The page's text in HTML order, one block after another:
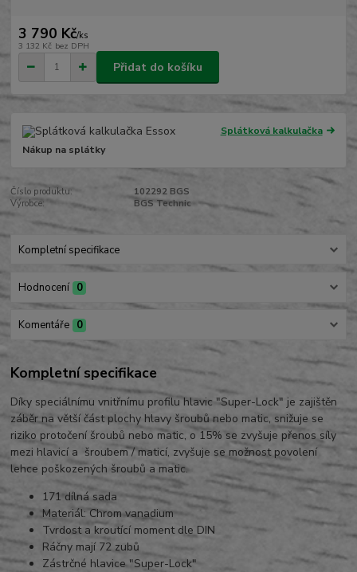
3 790 Kč/ks
3 132 Kč bez DPH
Přidat do košíku
Splátková kalkulačka
Nákup na splátky
Číslo produktu:
102292 BGS
Výrobce:
BGS Technic
Kompletní specifikace
Hodnocení 0
Komentáře 0
Kompletní specifikace
Díky speciálnímu vnitřnímu profilu hlavic "Super-Lock" je zajištěn
záběr na větší část plochy hlavy šroubů nebo matic, snižuje se
riziko protočení šroubů nebo matic, o 15% se zvyšuje přenos síly
mezi hlavicí a šroubem / maticí, zvyšuje se možnost povolení
lehce poškozených šroubů a matic.
171 dílná sada
Materiál: Chrom vanadium
Tvrdost a kroutící moment dle DIN
Ráčny mají 72 zubů
Zástrčné hlavice "Super-Lock"